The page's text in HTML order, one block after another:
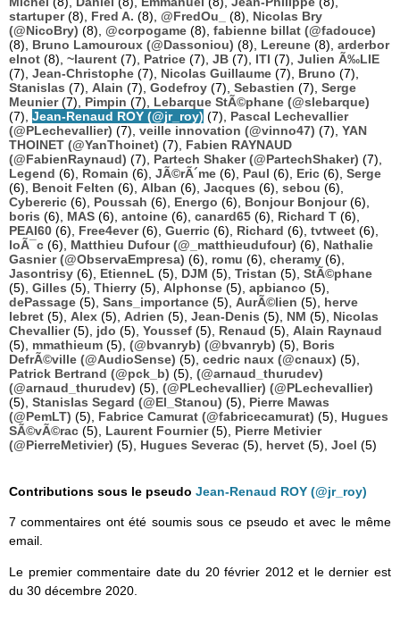
startuper(8), Fred A. (8), @FredOu_ (8), Nicolas Bry
(@NicoBry) (8), @corpogame (8), fabienne billat (@fadouce)
(8), Bruno Lamouroux (@Dassoniou) (8), Lereune (8), arderbor
elnot (8), ~laurent (7), Patrice (7), JB (7), ITI (7), Julien Ã‰LIE
(7), Jean-Christophe (7), Nicolas Guillaume (7), Bruno (7),
Stanislas (7), Alain (7), Godefroy (7), Sebastien (7), Serge
Meunier(7), Pimpin (7), Lebarque StÃ©phane (@slebarque)
(7), Jean-Renaud ROY (@jr_roy) (7), Pascal Lechevallier
(@PLechevallier) (7), veille innovation (@vinno47) (7), YAN
THOINET (@YanThoinet) (7), Fabien RAYNAUD
(@FabienRaynaud) (7), Partech Shaker (@PartechShaker) (7),
Legend (6), Romain (6), JÃ©rÃ´me (6), Paul (6), Eric (6), Serge
(6), Benoit Felten (6), Alban (6), Jacques (6), sebou (6),
Cybereric (6), Poussah (6), Energo (6), Bonjour Bonjour(6),
boris (6), MAS (6), antoine (6), canard65 (6), Richard T (6),
PEAI60 (6), Free4ever(6), Guerric (6), Richard (6), tvtweet (6),
loÃ¯c (6), Matthieu Dufour (@_matthieudufour) (6), Nathalie
Gasnier (@ObservaEmpresa) (6), romu (6), cheramy (6),
Jasontrisy (6), EtienneL (5), DJM (5), Tristan (5), StÃ©phane
(5), Gilles (5), Thierry (5), Alphonse (5), apbianco (5),
dePassage (5), Sans_importance (5), AurÃ©lien (5), herve
lebret (5), Alex (5), Adrien (5), Jean-Denis (5), NM (5), Nicolas
Chevallier(5), jdo (5), Youssef (5), Renaud (5), Alain Raynaud
(5), mmathieum (5), (@bvanryb) (@bvanryb) (5), Boris
DefrÃ©ville (@AudioSense) (5), cedric naux (@cnaux) (5),
Patrick Bertrand (@pck_b) (5), (@arnaud_thurudev)
(@arnaud_thurudev) (5), (@PLechevallier) (@PLechevallier)
(5), Stanislas Segard (@El_Stanou) (5), Pierre Mawas
(@PemLT) (5), Fabrice Camurat (@fabricecamurat) (5), Hugues
SÃ©vÃ©rac (5), Laurent Fournier(5), Pierre Metivier
(@PierreMetivier) (5), Hugues Severac (5), hervet (5), Joel (5)
Contributions sous le pseudo Jean-Renaud ROY (@jr_roy)
7 commentaires ont été soumis sous ce pseudo et avec le même
email.
Le premier commentaire date du 20 février 2012 et le dernier est
du 30 décembre 2020.